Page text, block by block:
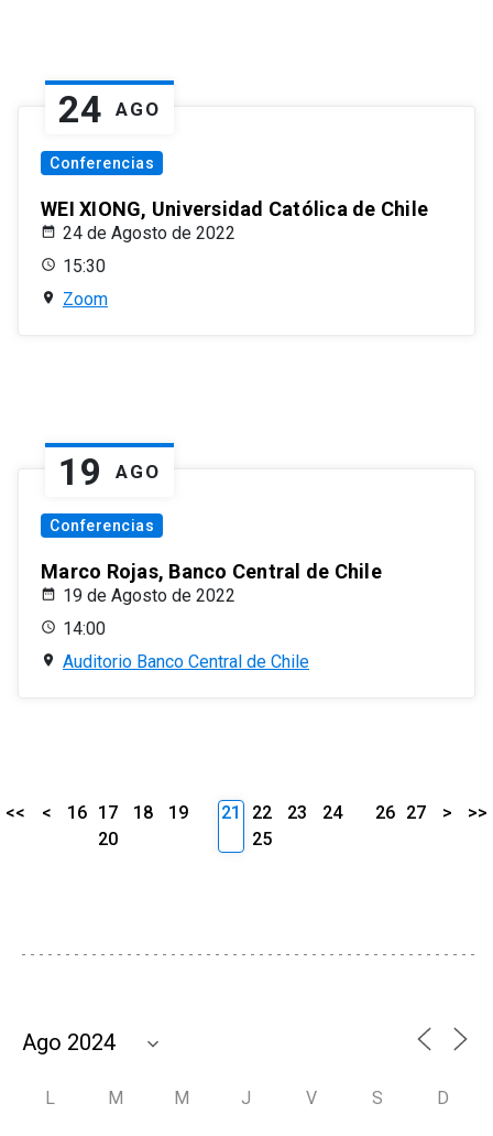
24 AGO
Conferencias
WEI XIONG, Universidad Católica de Chile
24 de Agosto de 2022
15:30
Zoom
19 AGO
Conferencias
Marco Rojas, Banco Central de Chile
19 de Agosto de 2022
14:00
Auditorio Banco Central de Chile
<< < 16 17 18
19
20
21 22 23
24
25
26 27 > >>
L M M J V S D